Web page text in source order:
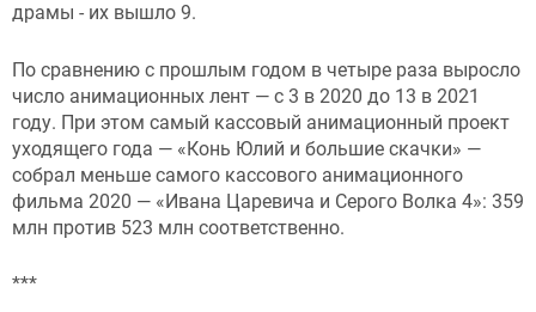
драмы - их вышло 9.
По сравнению с прошлым годом в четыре раза выросло
число анимационных лент — с 3 в 2020 до 13 в 2021
году. При этом самый кассовый анимационный проект
уходящего года — «Конь Юлий и большие скачки» —
собрал меньше самого кассового анимационного
фильма 2020 — «Ивана Царевича и Серого Волка 4»: 359
млн против 523 млн соответственно.
***